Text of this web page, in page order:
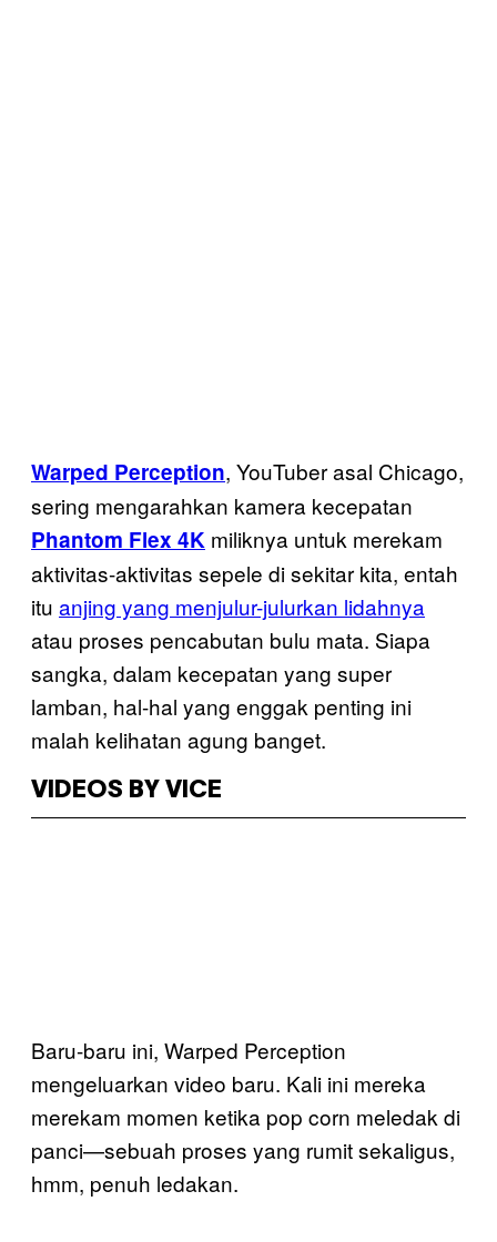
Warped Perception, YouTuber asal Chicago,
sering mengarahkan kamera kecepatan
Phantom Flex 4K miliknya untuk merekam
aktivitas-aktivitas sepele di sekitar kita, entah
itu anjing yang menjulur-julurkan lidahnya
atau proses pencabutan bulu mata. Siapa
sangka, dalam kecepatan yang super
lamban, hal-hal yang enggak penting ini
malah kelihatan agung banget.
VIDEOS BY VICE
Baru-baru ini, Warped Perception
mengeluarkan video baru. Kali ini mereka
merekam momen ketika pop corn meledak di
panci—sebuah proses yang rumit sekaligus,
hmm, penuh ledakan.